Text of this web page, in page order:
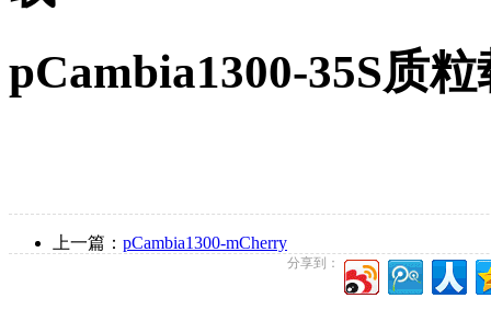
pCambia1300-35S质
上一篇： pCambia1300-mCherry
分享到：